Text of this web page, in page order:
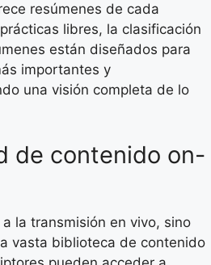
resúmenes de cada
libres, la clasificación
están diseñados para
importantes y
una visión completa de lo
de contenido on-
la transmisión en vivo, sino
vasta biblioteca de contenido